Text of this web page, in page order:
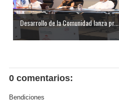
Desarrollo de la Comunidad lanza pr...
0 comentarios:
Bendiciones